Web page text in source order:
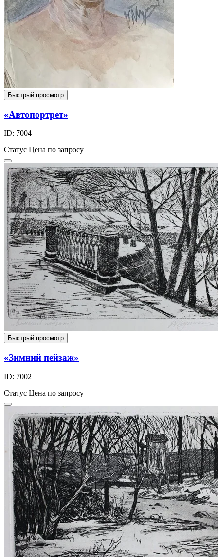
Быстрый просмотр
«Автопортрет»
ID: 7004
Статус Цена по запросу
Быстрый просмотр
«Зимний пейзаж»
ID: 7002
Статус Цена по запросу